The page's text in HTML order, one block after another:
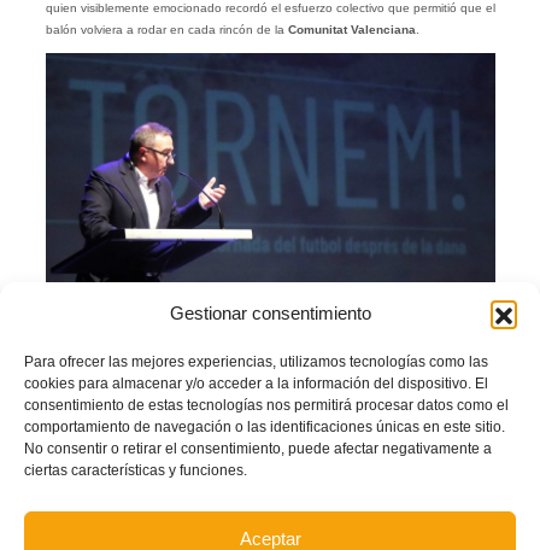
Gestionar consentimiento
Para ofrecer las mejores experiencias, utilizamos tecnologías como las
cookies para almacenar y/o acceder a la información del dispositivo. El
consentimiento de estas tecnologías nos permitirá procesar datos como el
comportamiento de navegación o las identificaciones únicas en este sitio.
No consentir o retirar el consentimiento, puede afectar negativamente a
ciertas características y funciones.
Aceptar
quien visiblemente emocionado recordó el esfuerzo colectivo que permitió que el
balón volviera a rodar en cada rincón de la Comunitat Valenciana